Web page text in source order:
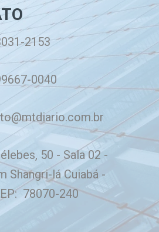
2153
0040
50 - Sala 02 -
Shangri-lá Cuiabá -
78070-240